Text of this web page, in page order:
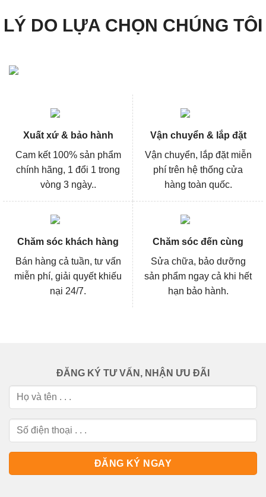
LÝ DO LỰA CHỌN CHÚNG TÔI
Xuất xứ & bảo hành
Cam kết 100% sản phẩm
chính hãng, 1 đổi 1 trong
vòng 3 ngày..
Vận chuyển & lắp đặt
Vận chuyển, lắp đặt miễn
phí trên hệ thống cửa
hàng toàn quốc.
Chăm sóc khách hàng
Bán hàng cả tuần, tư vấn
miễn phí, giải quyết khiếu
nại 24/7.
Chăm sóc đến cùng
Sửa chữa, bảo dưỡng
sản phẩm ngay cả khi hết
hạn bảo hành.
ĐĂNG KÝ TƯ VẤN, NHẬN ƯU ĐÃI